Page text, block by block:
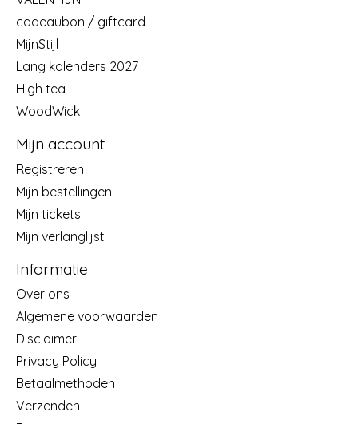
cadeaubon / giftcard
MijnStijl
Lang kalenders 2027
High tea
WoodWick
Mijn account
Registreren
Mijn bestellingen
Mijn tickets
Mijn verlanglijst
Informatie
Over ons
Algemene voorwaarden
Disclaimer
Privacy Policy
Betaalmethoden
Verzenden